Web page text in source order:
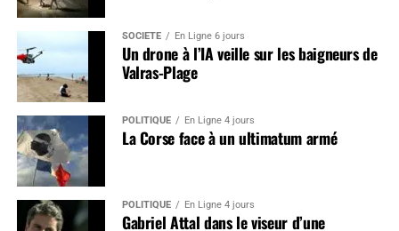
SOCIÉTÉ En Ligne 6 jours
Un drone à l’IA veille sur les baigneurs de
Valras-Plage
POLITIQUE En Ligne 4 jours
La Corse face à un ultimatum armé
POLITIQUE En Ligne 4 jours
Gabriel Attal dans le viseur d’une